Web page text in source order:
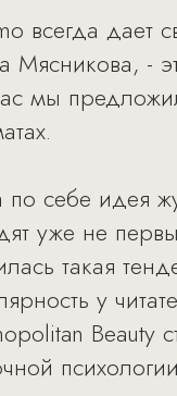
всегда дает
Мясникова, -
мы
себе идея
уже не
такая
у
Beauty